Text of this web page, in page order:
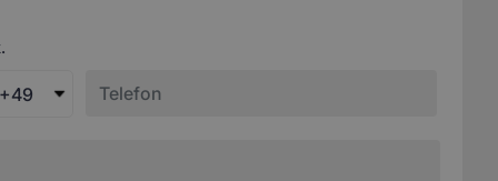
+49